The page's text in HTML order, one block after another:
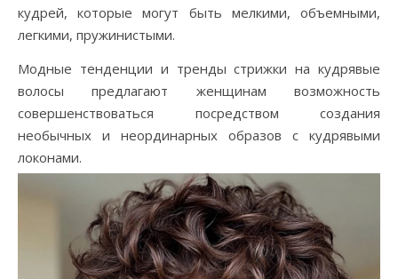
кудрей, которые могут быть мелкими, объемными,
легкими, пружинистыми.
Модные тенденции и тренды стрижки на кудрявые
волосы предлагают женщинам возможность
совершенствоваться посредством создания
необычных и неординарных образов с кудрявыми
локонами.